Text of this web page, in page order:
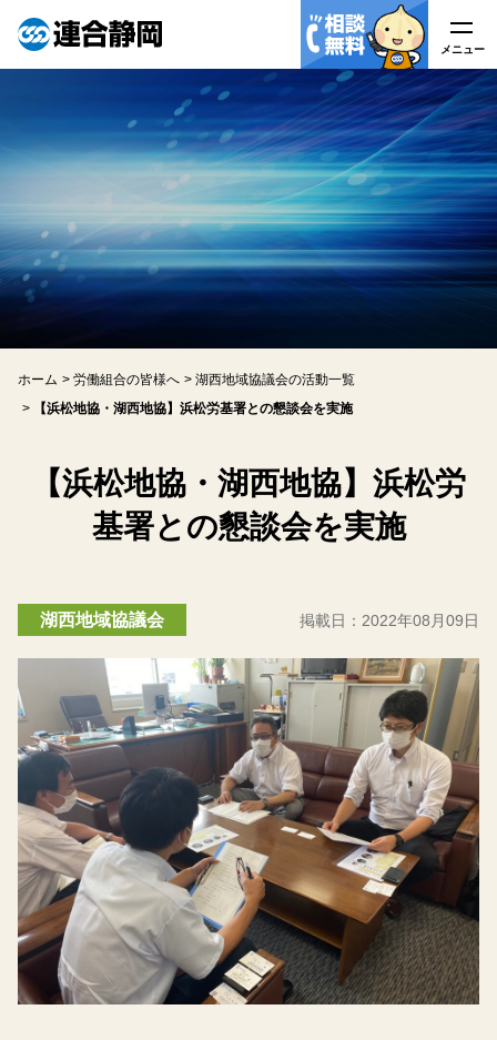
メニュー
連合静岡について
はたらく皆様へ
労働組合の皆様へ
アクセス
ホーム 労働組合の皆様へ
湖西地域協議会の活動一覧
【浜松地協・湖西地協】浜松労基署との懇談会を実施
【浜松地協・湖西地協】浜松労
基署との懇談会を実施
湖西地域協議会 掲載日： 2022年08月09日